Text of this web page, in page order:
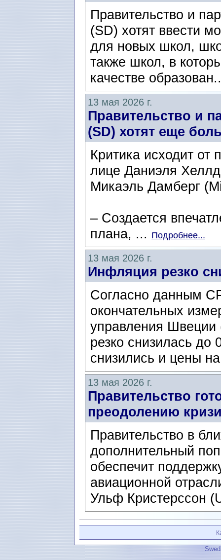
Правительство и
(SD) хотят ввести
для новых школ,
также школ, в
качестве
13 мая 2026 г.
Правительство и
(SD) хотят еще
Критика исходит от
лице Даниэля
Микаэль Дамберг
– Создается
плана, ... Подробнее...
13 мая 2026 г.
Инфляция резко
Согласно данным
окончательных
управления
резко снизилась
снизились и цены
13 мая 2026 г.
Правительство
преодолению
Правительство в
дополнительный
обеспечит
авиационной
Ульф Кристерссон